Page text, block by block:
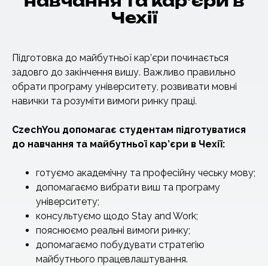
Чехії
Підготовка до майбутньої кар’єри починається
задовго до закінчення вишу. Важливо правильно
обрати програму університету, розвивати мовні
навички та розуміти вимоги ринку праці.
CzechYou допомагає студентам підготуватися
до навчання та майбутньої кар’єри в Чехії:
готуємо академічну та професійну чеську мову;
допомагаємо вибрати виш та програму
університету;
консультуємо щодо Stay and Work;
пояснюємо реальні вимоги ринку;
допомагаємо побудувати стратегію
майбутнього працевлаштування.